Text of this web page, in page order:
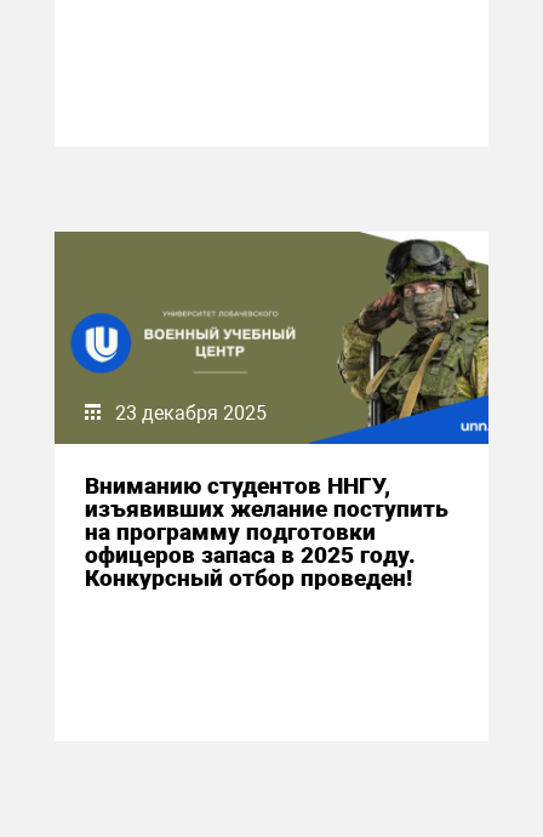
23 декабря 2025
Вниманию студентов ННГУ,
изъявивших желание поступить
на программу подготовки
офицеров запаса в 2025 году.
Конкурсный отбор проведен!